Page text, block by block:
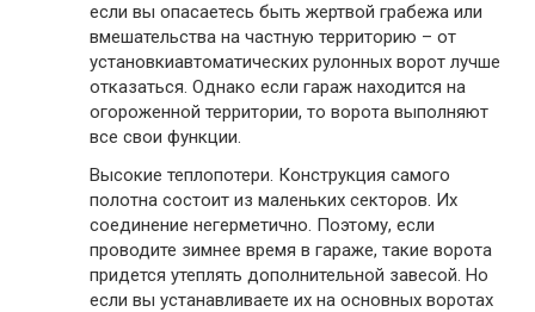
если вы опасаетесь быть жертвой грабежа или
вмешательства на частную территорию – от
установкиавтоматических рулонных ворот лучше
отказаться. Однако если гараж находится на
огороженной территории, то ворота выполняют
все свои функции.
Высокие теплопотери. Конструкция самого
полотна состоит из маленьких секторов. Их
соединение негерметично. Поэтому, если
проводите зимнее время в гараже, такие ворота
придется утеплять дополнительной завесой. Но
если вы устанавливаете их на основных воротах